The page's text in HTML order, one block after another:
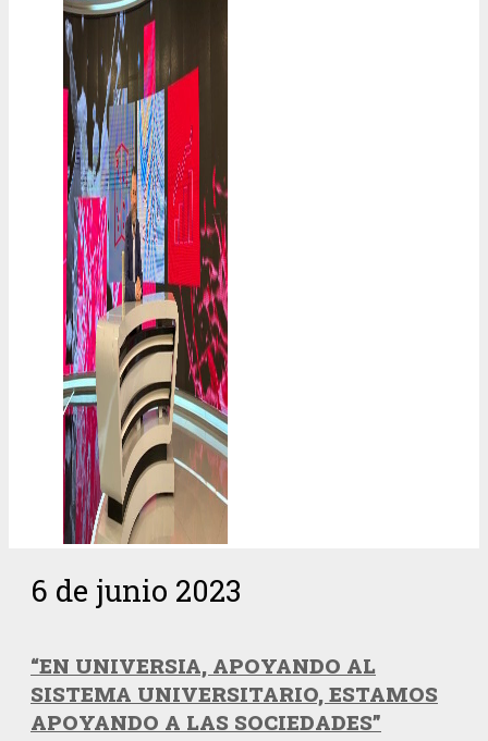
6 de junio 2023
“EN UNIVERSIA, APOYANDO AL
SISTEMA UNIVERSITARIO, ESTAMOS
APOYANDO A LAS SOCIEDADES”